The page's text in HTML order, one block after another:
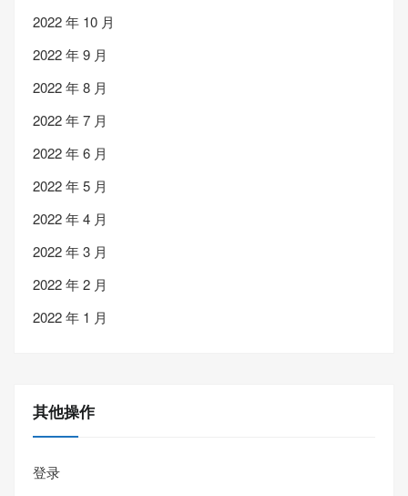
2022 年 10 月
2022 年 9 月
2022 年 8 月
2022 年 7 月
2022 年 6 月
2022 年 5 月
2022 年 4 月
2022 年 3 月
2022 年 2 月
2022 年 1 月
其他操作
登录